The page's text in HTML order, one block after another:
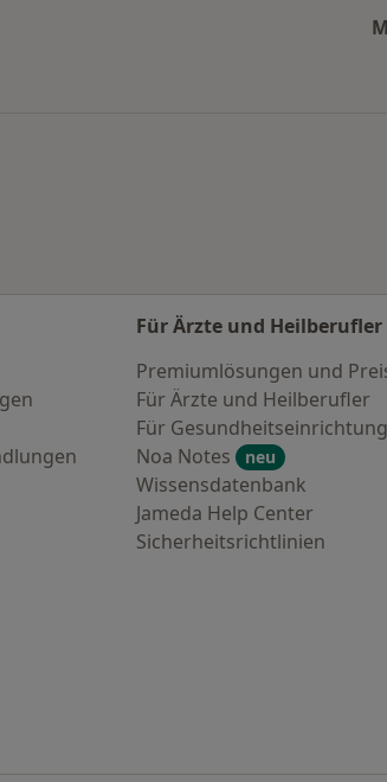
Für Ärzte und Heilberufler
Premiumlösungen und
Für Ärzte und Heilberufler
Für
Noa Notes
neu
Wissensdatenbank
Jameda Help Center
Sicherheitsrichtlinien